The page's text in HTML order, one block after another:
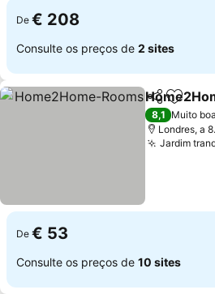
De € 208
Consulte os preços de 2 sites
Partilhar
8,1 Muito boa
Londres, a
Jardim
De € 53
Consulte os preços de 10 sites